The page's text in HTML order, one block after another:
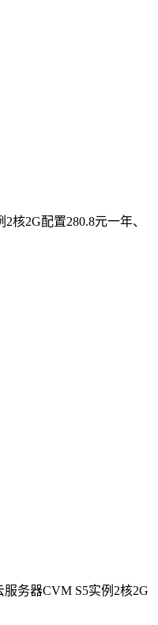
核2G配置280.8元一年、
务器CVM S5实例2核2G